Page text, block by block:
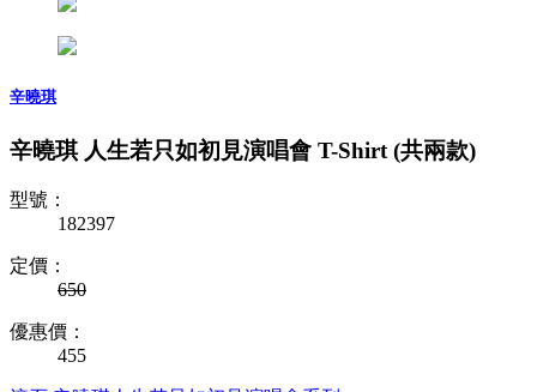
辛曉琪
辛曉琪 人生若只如初見演唱會 T-Shirt (共兩款)
型號：
182397
定價：
650
優惠價：
455